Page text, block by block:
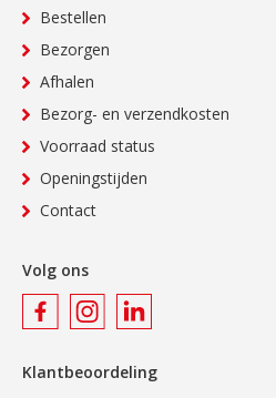
Bestellen
Bezorgen
Afhalen
Bezorg- en verzendkosten
Voorraad status
Openingstijden
Contact
Volg ons
Klantbeoordeling